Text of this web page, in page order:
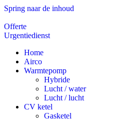
Spring naar de inhoud
Offerte
Urgentiedienst
Home
Airco
Warmtepomp
Hybride
Lucht / water
Lucht / lucht
CV ketel
Gasketel